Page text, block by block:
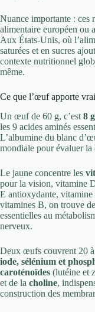
Nuance importante : ces
alimentaire européen ou
Aux États-Unis, où
saturées et en sucres
contexte nutritionnel
même.
Ce que l’œuf apporte
Un œuf de 60 g, c’est 8
les 9 acides aminés
L’albumine du blanc
mondiale pour évaluer la
Le jaune concentre les
pour la vision, vitamine
E antioxydante,
vitamines B, on trouve
essentielles au
nerveux.
Deux œufs couvrent 20 à
iode, sélénium et
caroténoïdes (lutéine et
et de la choline,
construction des